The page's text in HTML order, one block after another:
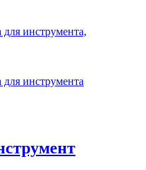
инструмента,
инструмента